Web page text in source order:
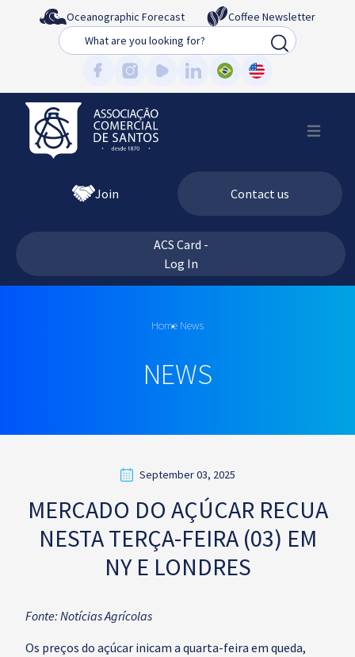
Oceanographic Forecast
Coffee Newsletter
Busca
Join Contact us
ACS Card -
Log In
Home News
NEWS
September 03, 2025
MERCADO DO AÇÚCAR RECUA
NESTA TERÇA-FEIRA (03) EM
NY E LONDRES
Fonte: Notícias Agrícolas
Os preços do açúcar inicam a quarta-feira em queda,